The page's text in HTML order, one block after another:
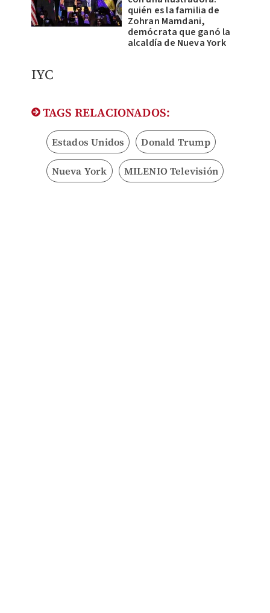
quién es la familia de
Zohran Mamdani,
demócrata que ganó la
alcaldía de Nueva York
​IYC
TAGS RELACIONADOS:
Estados Unidos Donald Trump
Nueva York MILENIO Televisión